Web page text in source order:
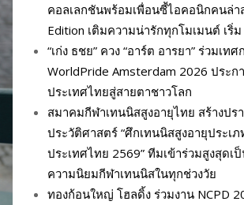
คอลเลกชันพร้อมเพื่อนซี้ไอคอนิกคนล่า
Edition เติมความน่ารักทุกโมเมนต์ เริ่
“เก่ง ธชย” ควง “อาร์ต อารยา” ร่วมเท
WorldPride Amsterdam 2026 ประก
ประเทศไทยสู่สายตาชาวโลก
สมาคมกีฬาเทนนิสสูงอายุไทย สร้างปร
ประวัติศาสตร์ “ศึกเทนนิสสูงอายุประเ
ประเทศไทย 2569” ทีมเข้าร่วมสูงสุด
ความนิยมกีฬาเทนนิสในทุกช่วงวัย
ทองก้อนใหญ่ โฮลดิ้ง ร่วมงาน NCPD